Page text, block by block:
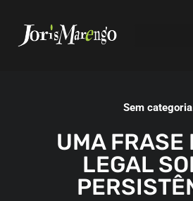
Sem categoria
UMA FRASE
LEGAL